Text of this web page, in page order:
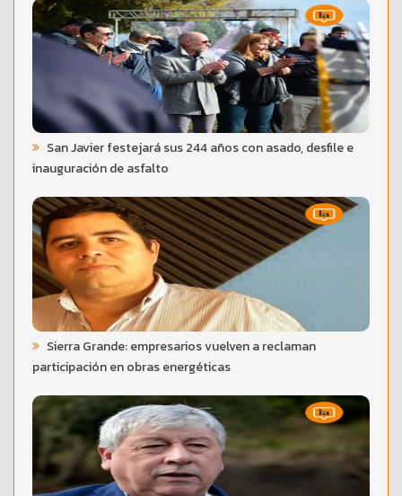
San Javier festejará sus 244 años con asado, desfile e
inauguración de asfalto
Sierra Grande: empresarios vuelven a reclaman
participación en obras energéticas